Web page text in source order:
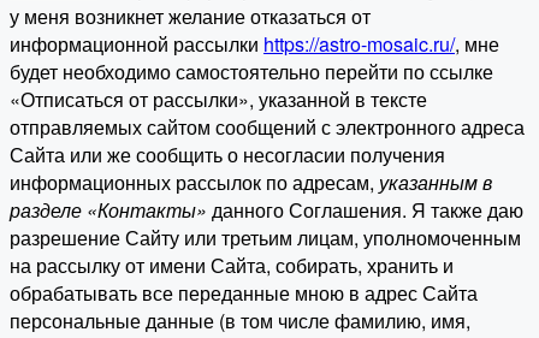
у меня возникнет желание отказаться от
информационной рассылки https://astro-mosaic.ru/, мне
будет необходимо самостоятельно перейти по ссылке
«Отписаться от рассылки», указанной в тексте
отправляемых сайтом сообщений с электронного адреса
Сайта или же сообщить о несогласии получения
информационных рассылок по адресам, указанным в
разделе «Контакты» данного Соглашения. Я также даю
разрешение Сайту или третьим лицам, уполномоченным
на рассылку от имени Сайта, собирать, хранить и
обрабатывать все переданные мною в адрес Сайта
персональные данные (в том числе фамилию, имя,